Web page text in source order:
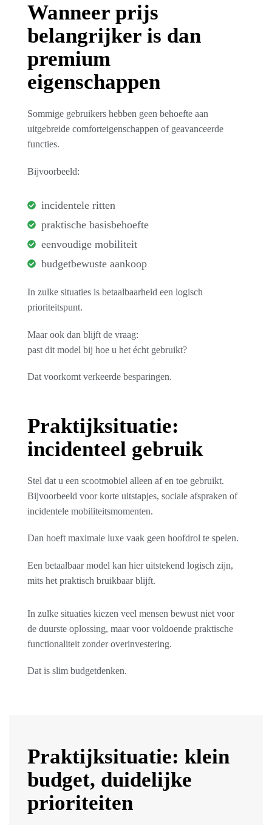
Wanneer prijs
belangrijker is dan
premium
eigenschappen
Sommige gebruikers hebben geen behoefte aan
uitgebreide comforteigenschappen of geavanceerde
functies.
Bijvoorbeeld:
incidentele ritten
praktische basisbehoefte
eenvoudige mobiliteit
budgetbewuste aankoop
In zulke situaties is betaalbaarheid een logisch
prioriteitspunt.
Maar ook dan blijft de vraag:
past dit model bij hoe u het écht gebruikt?
Dat voorkomt verkeerde besparingen.
Praktijksituatie:
incidenteel gebruik
Stel dat u een scootmobiel alleen af en toe gebruikt.
Bijvoorbeeld voor korte uitstapjes, sociale afspraken of
incidentele mobiliteitsmomenten.
Dan hoeft maximale luxe vaak geen hoofdrol te spelen.
Een betaalbaar model kan hier uitstekend logisch zijn,
mits het praktisch bruikbaar blijft.
In zulke situaties kiezen veel mensen bewust niet voor
de duurste oplossing, maar voor voldoende praktische
functionaliteit zonder overinvestering.
Dat is slim budgetdenken.
Praktijksituatie: klein
budget, duidelijke
prioriteiten